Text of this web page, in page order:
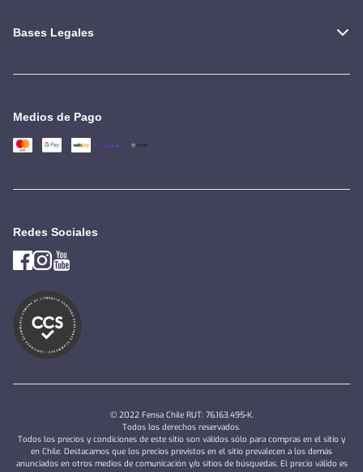
Bases Legales
Medios de Pago
Redes Sociales
© 2022 Fensa Chile RUT: 76.163.495-K.
Todos los derechos reservados.
Todos los precios y condiciones de este sitio son válidos sólo para compras en el sitio y
en Chile. Destacamos que los precios previstos en el sitio prevalecen a los demás
anunciados en otros medios de comunicación y/o sitios de búsquedas. El precio válido es